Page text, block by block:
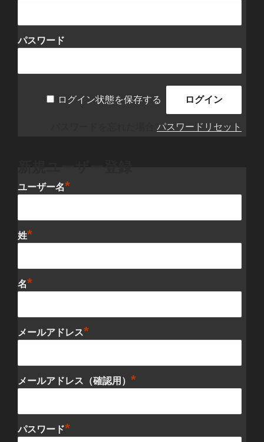
パスワード
ログイン状態を保存する
パスワードを忘れた場合パスワードリセット
ユーザー名*
姓*
名*
メールアドレス*
メールアドレス（確認用） *
パスワード*